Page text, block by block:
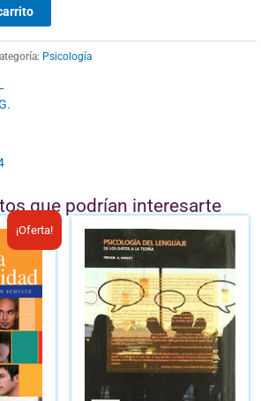
Psicología
que podrían interesarte
¡Oferta!
El
precio
actual
es:
B/.20.00.